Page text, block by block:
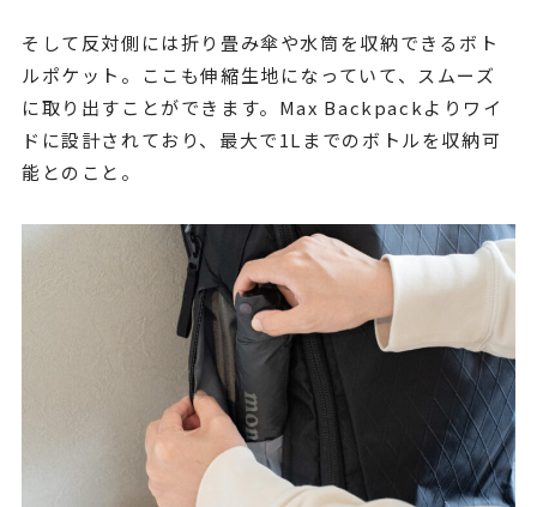
そして反対側には折り畳み傘や水筒を収納できるボト
ルポケット。ここも伸縮生地になっていて、スムーズ
に取り出すことができます。Max Backpackよりワイ
ドに設計されており、最大で1Lまでのボトルを収納可
能とのこと。